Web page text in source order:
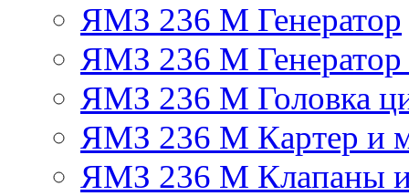
ЯМЗ 236 М Генератор
ЯМЗ 236 М Генератор
ЯМЗ 236 М Головка
ЯМЗ 236 М Картер и
ЯМЗ 236 М Клапаны и